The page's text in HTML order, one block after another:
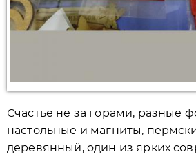
Счастье не за горами, разные
настольные и магниты,
деревянный, один из ярких